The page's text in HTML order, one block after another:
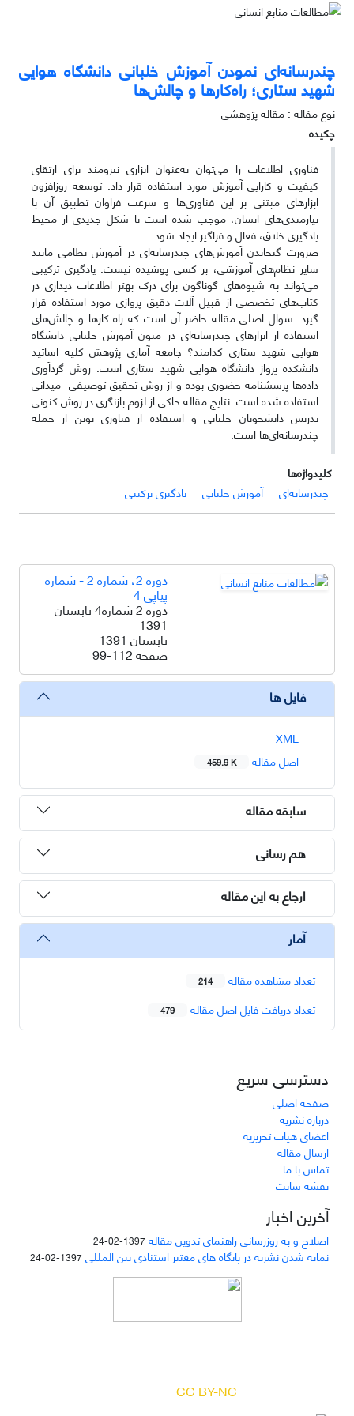
چند‌رسانه‌ای نمودن آموزش خلبانی دانشگاه هوایی
شهید ستاری؛ راه‌کارها و چالش‌ها
نوع مقاله : مقاله پژوهشی
چکیده
فناوری اطلاعات را می‌توان به‌عنوان ابزاری نیرومند برای ارتقای
کیفیت و کارایی آموزش مورد استفاده قرار داد. توسعه روزافزون
ابزارهای مبتنی بر این فناوری‌ها و سرعت فراوان تطبیق آن با
نیازمندی‌های انسان، موجب شده است تا شکل جدیدی از محیط
یادگیری خلاق، فعال و فراگیر ایجاد شود.
ضرورت گنجاندن آموزش‌های چندرسانه‌ای در آموزش نظامی مانند
سایر نظام‌های آموزشی، بر کسی پوشیده نیست. یادگیری ترکیبی
می‌تواند به شیوه‌های گوناگون برای درک بهتر اطلاعات دیداری در
کتاب‌های تخصصی از قبیل آلات دقیق پروازی مورد استفاده قرار
گیرد. سوال اصلی مقاله حاضر آن است که راه کارها و چالش‌های
استفاده از ابزارهای چند‌رسانه‌ای در متون آموزش خلبانی دانشگاه
هوایی شهید ستاری کدامند؟ جامعه آماری پژوهش کلیه اساتید
دانشکده پرواز دانشگاه هوایی شهید ستاری است. روش گردآوری
داده‌ها پرسشنامه حضوری بوده و از روش تحقیق توصیفی- میدانی
استفاده شده است. نتایج مقاله حاکی از لزوم بازنگری در روش کنونی
تدریس دانشجویان خلبانی و استفاده از فناوری نوین از جمله
چند‌رسانه‌ای‌ها است.
کلیدواژه‌ها
چند‌رسانه‌ای
آموزش خلبانی یادگیری ترکیبی
دوره 2، شماره 2 - شماره
پیاپی 4
دوره 2 شماره4 تابستان
1391
تابستان 1391
صفحه99-112
فایل ها
XML
اصل مقاله
459.9 K
سابقه مقاله
هم رسانی
ارجاع به این مقاله
آمار
تعداد مشاهده مقاله 214
تعداد دریافت فایل اصل مقاله 479
دسترسی سریع
صفحه اصلی
درباره نشریه
اعضای هیات تحریریه
ارسال مقاله
تماس با ما
نقشه سایت
آخرین اخبار
اصلاح و به روزرسانی راهنمای تدوین مقاله 1397-02-24
نمایه شدن نشریه در پایگاه های معتبر استنادی بین المللی 1397-02-24
CC BY-NC